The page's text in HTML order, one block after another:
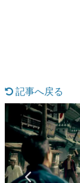
具
です
「
の
イ
記事へ戻る